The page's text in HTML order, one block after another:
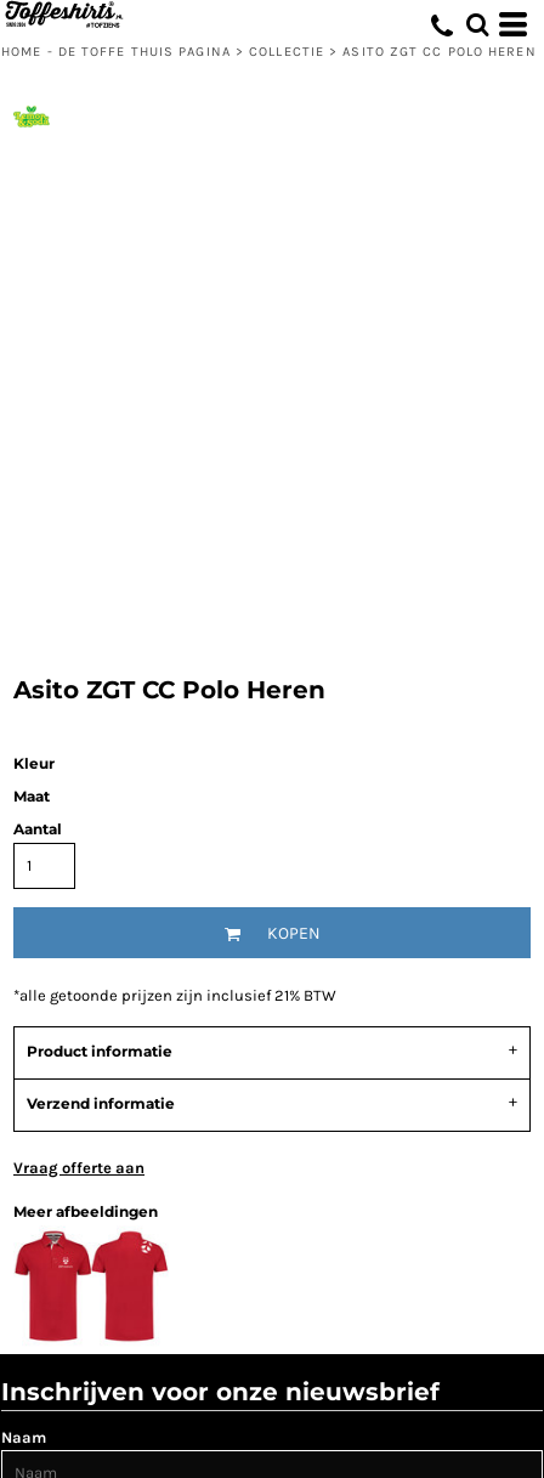
HOME - DE TOFFE THUIS PAGINA > COLLECTIE > ASITO ZGT CC POLO HEREN
Asito ZGT CC Polo Heren
Kleur
Maat
Aantal
KOPEN
*alle getoonde prijzen zijn inclusief 21% BTW
Product informatie
Verzend informatie
Vraag offerte aan
Meer afbeeldingen
Inschrijven voor onze nieuwsbrief
Naam